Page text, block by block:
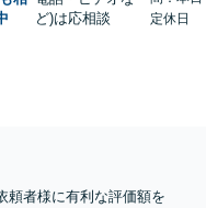
ど)は応相談
定休日
頼者様に有利な評価額を